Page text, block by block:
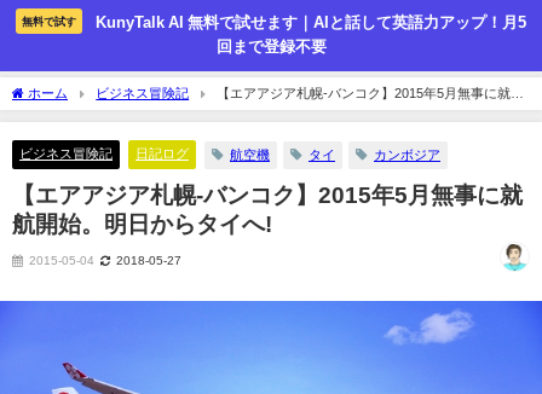
無料で試す
KunyTalk AI 無料で試せます｜AIと話して英語力アップ！月5
回まで登録不要
ホーム ビジネス冒険記
【エアアジア札幌‐バンコク】2015年5月無事に就航
開始。明日からタイへ!
ビジネス冒険記 日記ログ 航空機 タイ カンボジア
【エアアジア札幌‐バンコク】2015年5月無事に就
航開始。明日からタイへ!
2015-05-04 2018-05-27